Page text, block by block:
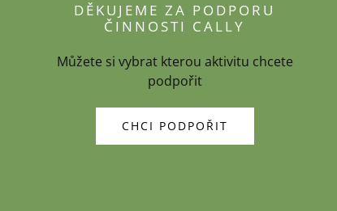
DĚKUJEME ZA PODPORU
ČINNOSTI CALLY
Můžete si vybrat kterou aktivitu chcete
podpořit
CHCI PODPOŘIT